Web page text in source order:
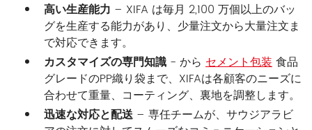
高い生産能力 – XIFA は毎月 2,100 万個以上のバッ
グを生産する能力があり、少量注文から大量注文ま
で対応できます。
カスタマイズの専門知識 - から セメント包装食品
グレードのPP織り袋まで、XIFAは各顧客のニーズに
合わせて重量、コーティング、裏地を調整します。
迅速な対応と配送 – 専任チームが、サウジアラビ